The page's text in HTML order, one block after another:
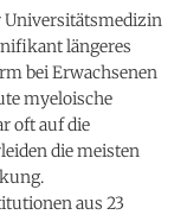
Universitätsmedizin
längeres
bei Erwachsenen
myeloische
oft auf die
die meisten
aus 23